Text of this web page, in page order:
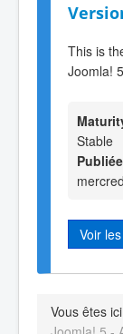
This is
Joomla!
Stable
Voir
Vous êtes